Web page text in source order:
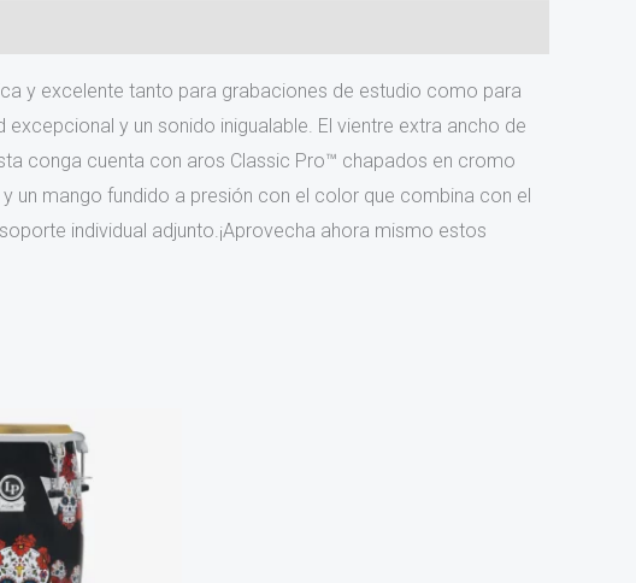
y excelente tanto para grabaciones de estudio como para
y un sonido inigualable. El vientre extra ancho de
conga cuenta con aros Classic Pro™ chapados en cromo
mango fundido a presión con el color que combina con el
individual adjunto.¡Aprovecha ahora mismo estos